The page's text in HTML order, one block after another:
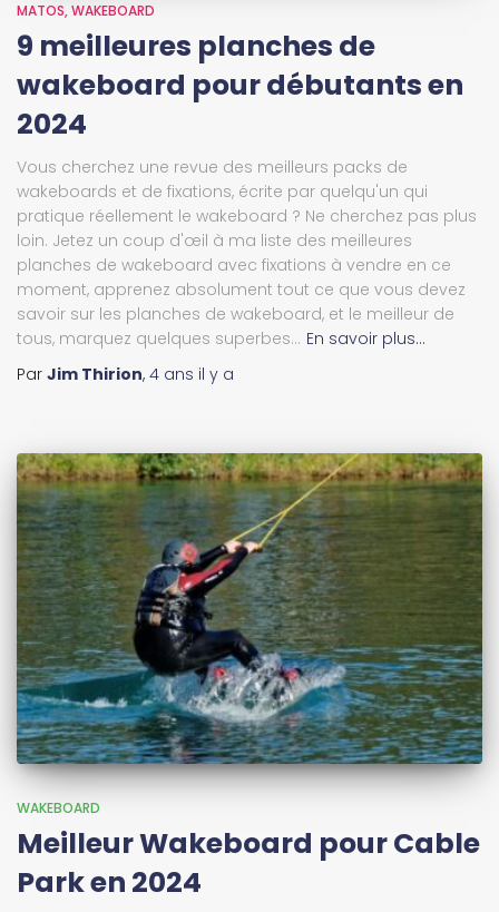
MATOS WAKEBOARD
9 meilleures planches de
wakeboard pour débutants en
2024
Vous cherchez une revue des meilleurs packs de
wakeboards et de fixations, écrite par quelqu'un qui
pratique réellement le wakeboard ? Ne cherchez pas plus
loin. Jetez un coup d'œil à ma liste des meilleures
planches de wakeboard avec fixations à vendre en ce
moment, apprenez absolument tout ce que vous devez
savoir sur les planches de wakeboard, et le meilleur de
tous, marquez quelques superbes... En savoir plus…
Par Jim Thirion, 4 ans il y a
WAKEBOARD
Meilleur Wakeboard pour Cable
Park en 2024